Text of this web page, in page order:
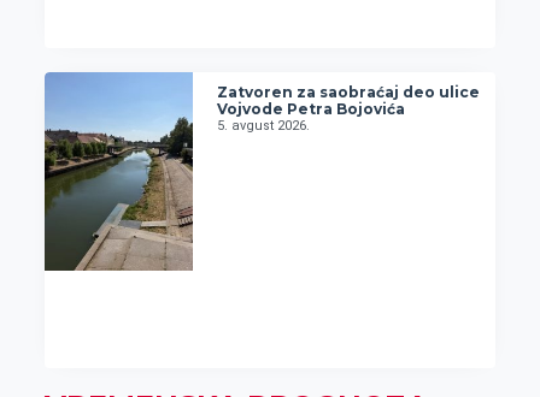
Zatvoren za saobraćaj deo ulice
Vojvode Petra Bojovića
5. avgust 2026.